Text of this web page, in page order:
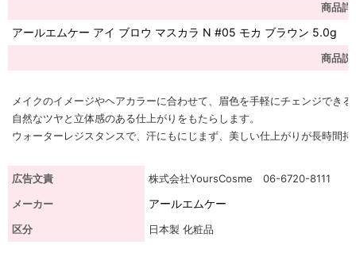
商品詳
アールエムケー アイ ブロウ マスカラ N #05 モカ ブラウン 5.0g
商品説
メイクのイメージやヘアカラーに合わせて、眉色を手軽にチェンジでき
自然なツヤと立体感のある仕上がりをもたらします。
ウォーターレジスタンスで、汗にもにじまず、美しい仕上がりが長時間持
広告文責
株式会社YoursCosme 06-6720-8111
メーカー
アールエムケー
区分 日本製 化粧品